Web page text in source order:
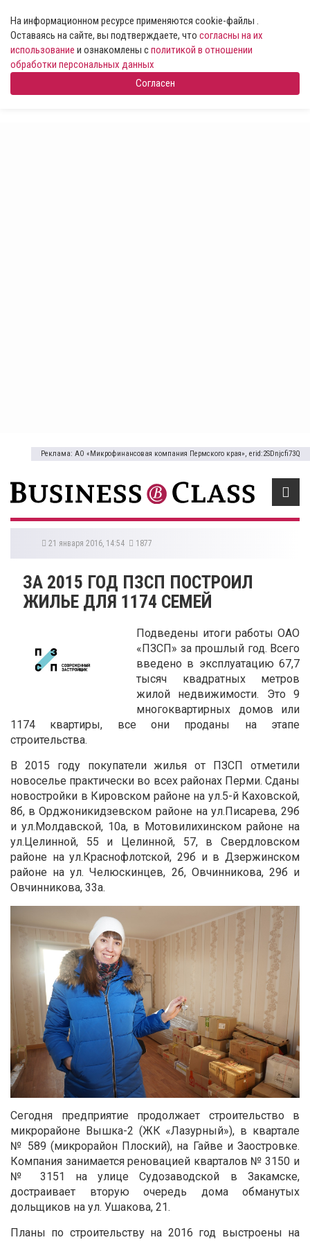
На информационном ресурсе применяются cookie-файлы .
Оставаясь на сайте, вы подтверждаете, что согласны на их
использование и ознакомлены сполитикой в отношении
обработки персональных данных
Согласен
Реклама: АО «Микрофинансовая компания Пермского края», erid:2SDnjcfi73Q
21 января 2016, 14:54 1877
ЗА 2015 ГОД ПЗСП ПОСТРОИЛ
ЖИЛЬЕ ДЛЯ 1174 СЕМЕЙ
Подведены итоги работы ОАО
«ПЗСП» за прошлый год. Всего
введено в эксплуатацию 67,7
тысяч квадратных метров
жилой недвижимости. Это 9
многоквартирных домов или
1174 квартиры, все они проданы на этапе
строительства.
В 2015 году покупатели жилья от ПЗСП отметили
новоселье практически во всех районах Перми. Сданы
новостройки в Кировском районе на ул.5-й Каховской,
8б, в Орджоникидзевском районе на ул.Писарева, 29б
и ул.Молдавской, 10а, в Мотовилихинском районе на
ул.Целинной, 55 и Целинной, 57, в Свердловском
районе на ул.Краснофлотской, 29б и в Дзержинском
районе на ул. Челюскинцев, 2б, Овчинникова, 29б и
Овчинникова, 33а.
Сегодня предприятие продолжает строительство в
микрорайоне Вышка-2 (ЖК «Лазурный»), в квартале
№ 589 (микрорайон Плоский), на Гайве и Заостровке.
Компания занимается реновацией кварталов № 3150 и
№ 3151 на улице Судозаводской в Закамске,
достраивает вторую очередь дома обманутых
дольщиков на ул. Ушакова, 21.
Планы по строительству на 2016 год выстроены на